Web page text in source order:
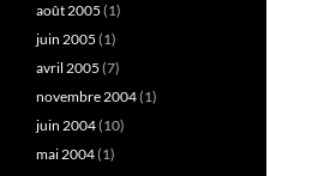
août 2005 (1)
juin 2005 (1)
avril 2005 (7)
novembre 2004(1)
juin 2004(10)
mai 2004(1)